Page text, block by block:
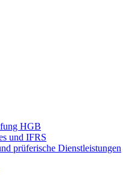
HGB
und IFRS
prüferische Dienstleistungen